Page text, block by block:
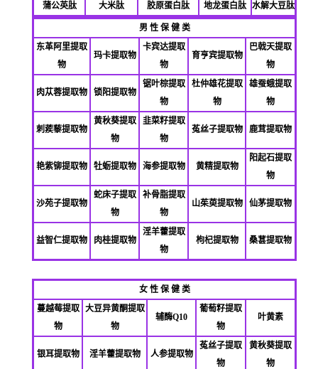
蒲公英肽
大米肽 胶原蛋白肽 地龙蛋白肽 水解大豆肽
男 性 保 健 类
东革阿里提取
物
玛卡提取物
卡宾达提取
物
育亨宾提取物
巴戟天提取
物
肉苁蓉提取物 锁阳提取物
锯叶棕提取
物
杜仲雄花提取
物
雄蚕蛾提取
物
刺蒺藜提取物
黄秋葵提取
物
韭菜籽提取
物
菟丝子提取物 鹿茸提取物
艳紫铆提取物 牡蛎提取物 海参提取物 黄精提取物
阳起石提取
物
沙苑子提取物
蛇床子提取
物
补骨脂提取
物
山茱萸提取物 仙茅提取物
益智仁提取物 肉桂提取物
淫羊藿提取
物
枸杞提取物 桑葚提取物
女 性 保 健 类
蔓越莓提取
物
大豆异黄酮提取
物
辅酶Q10
葡萄籽提取
物
叶黄素
银耳提取物 淫羊藿提取物 人参提取物
菟丝子提取
物
黄秋葵提取
物